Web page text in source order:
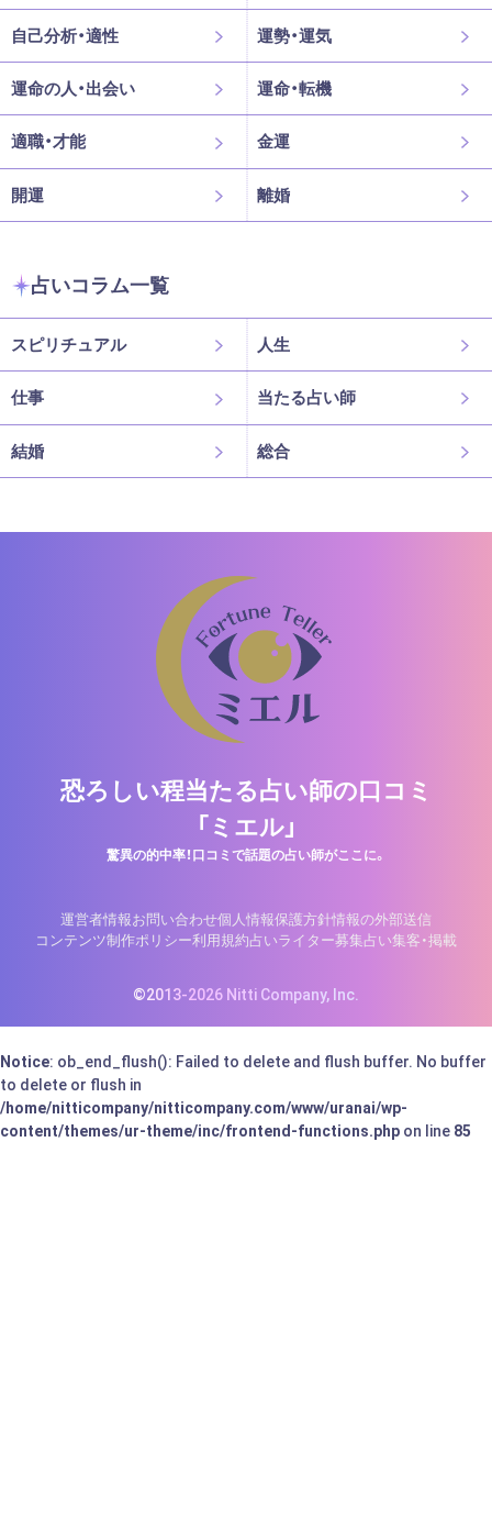
自己分析・適性 運勢・運気
運命の人・出会い 運命・転機
適職・才能 金運
開運 離婚
占いコラム一覧
スピリチュアル 人生
仕事 当たる占い師
結婚 総合
恐ろしい程当たる占い師の口コミ
「ミエル」
驚異の的中率！口コミで話題の占い師がここに。
運営者情報お問い合わせ個人情報保護方針情報の外部送信
コンテンツ制作ポリシー利用規約占いライター募集占い集客・掲載
©2013-2026 Nitti Company, Inc.
Notice: ob_end_flush(): Failed to delete and flush buffer. No buffer
to delete or flush in
/home/nitticompany/nitticompany.com/www/uranai/wp-
content/themes/ur-theme/inc/frontend-functions.php on line 85